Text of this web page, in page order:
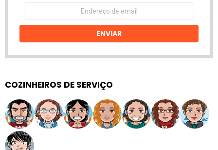
Endereço
email
ENVIAR
COZINHEIROS DE SERVIÇO